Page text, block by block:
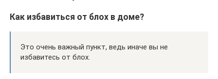
Как избавиться от блох в доме?
Это очень важный пункт, ведь иначе вы не
избавитесь от блох.